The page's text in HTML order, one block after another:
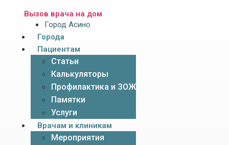
Вызов врача на дом
Город Асино
Города
Пациентам
Статьи
Калькуляторы
Профилактика и ЗОЖ
Памятки
Услуги
Врачам и клиникам
Мероприятия